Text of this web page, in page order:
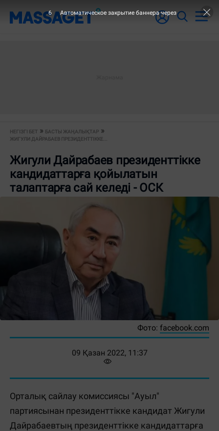
НЕГІЗГІ БЕТ
БАСТЫ ЖАҢАЛЫҚТАР
ЖИГУЛИ ДАЙРАБАЕВ ПРЕЗИДЕНТТІККЕ...
Жигули Дайрабаев президенттікке
кандидаттарға қойылатын
талаптарға сай келеді - ОСК
Фото: facebook.com
09 Қазан 2022, 11:37
Орталық сайлау комиссиясы "Ауыл"
партиясынан президенттікке кандидат Жигули
Дайрабаевтың президенттікке кандидаттарға
6 Автоматическое закрытие баннера через